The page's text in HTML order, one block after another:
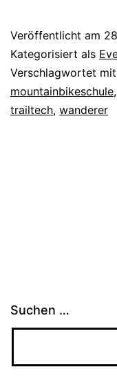
Veröffentlicht am
Kategorisiert als
Verschlagwortet mit
mountainbikeschule,
trailtech, wanderer
Suchen …